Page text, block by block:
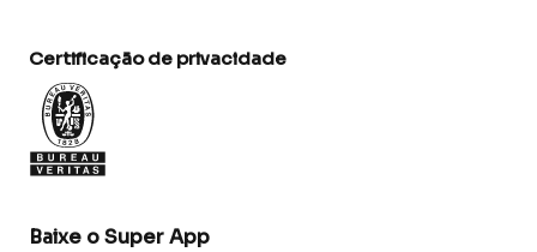
Certificação de privacidade
Baixe o Super App